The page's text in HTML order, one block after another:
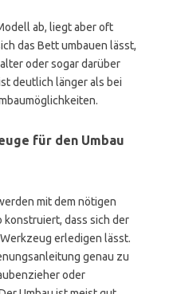
ab, liegt aber oft
das Bett umbauen lässt,
oder sogar darüber
deutlich länger als bei
für den Umbau
mit dem nötigen
dass sich der
erledigen lässt.
genau zu
oder